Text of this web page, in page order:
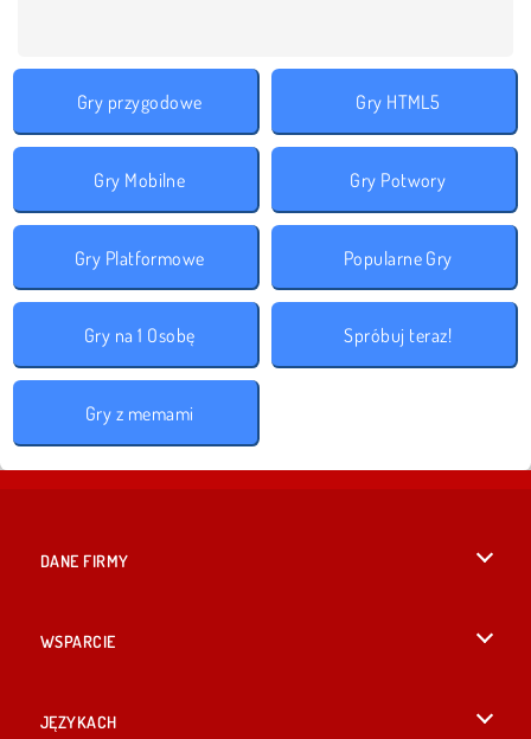
Gry przygodowe Gry HTML5
Gry Mobilne Gry Potwory
Gry Platformowe Popularne Gry
Gry na 1 Osobę Spróbuj teraz!
Gry z memami
DANE FIRMY
WSPARCIE
JĘZYKACH